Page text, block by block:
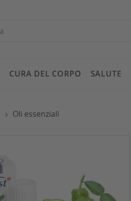
CURA DEL CORPO SALUTE
Oli essenziali